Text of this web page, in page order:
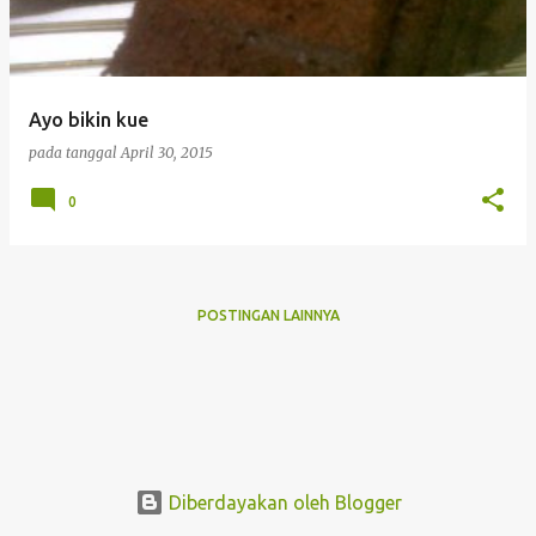
n
Ayo bikin kue
pada tanggalApril 30, 2015
0
POSTINGAN LAINNYA
Diberdayakan oleh Blogger